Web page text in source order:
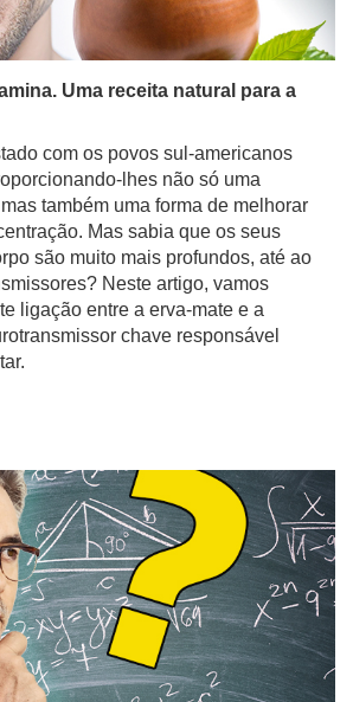
Uma receita natural para a
com os povos sul-americanos
lhes não só uma
também uma forma de melhorar
Mas sabia que os seus
são muito mais profundos, até ao
Neste artigo, vamos
ligação entre a erva-mate e a
chave responsável